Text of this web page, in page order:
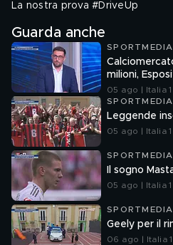
La nostra prova #DriveUp
Guarda anche
milioni,
05 ago | Italia 1
Leggende
05 ago | Italia 1
Il sogno
05 ago | Italia 1
Geely per il
06 ago | Italia 1